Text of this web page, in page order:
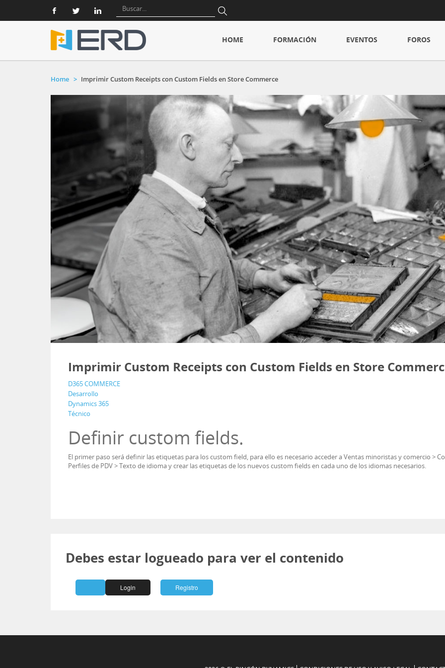
HOME FORMACIÓN EVENTOS FOROS
Home Imprimir Custom Receipts con Custom Fields en Store Commerce
Imprimir Custom Receipts con Custom Fields en Store
D365 COMMERCE
Desarrollo
Dynamics 365
Técnico
Definir custom fields.
El primer paso será definir las etiquetas para los custom field, para ello es necesario acceder a Ventas minoristas y comercio >
Perfiles de PDV > Texto de idioma y crear las etiquetas de los nuevos custom fields en cada uno de los idiomas necesarios.
Debes estar logueado para ver el contenido
Login Registro